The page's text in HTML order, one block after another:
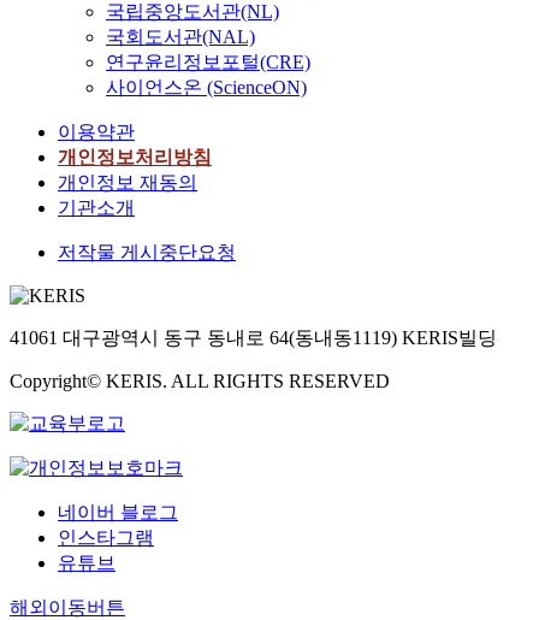
국립중앙도서관(NL)
국회도서관(NAL)
연구윤리정보포털(CRE)
사이언스온 (ScienceON)
이용약관
개인정보처리방침
개인정보 재동의
기관소개
저작물 게시중단요청
41061 대구광역시 동구 동내로 64(동내동1119) KERIS빌딩
Copyright© KERIS. ALL RIGHTS RESERVED
네이버 블로그
인스타그램
유튜브
해외이동버튼